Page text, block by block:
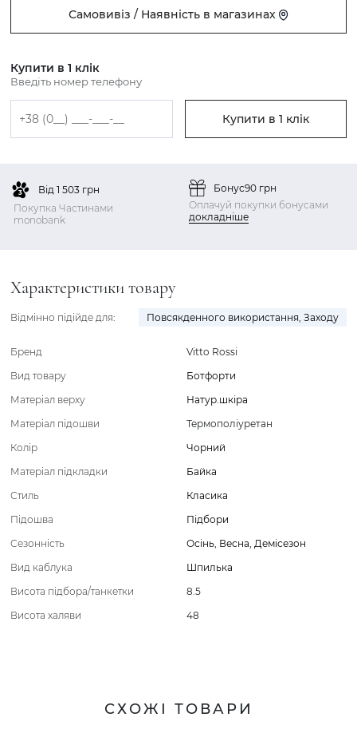
Самовивіз / Наявність в магазинах
Купити в 1 клік
Введіть номер телефону
Купити в 1 клік
Від 1 503 грн
Покупка Частинами
monobank
Бонус90 грн
Оплачуй покупки бонусами
докладніше
Характеристики товару
Відмінно підійде для: Повсякденного використання, Заходу
Бренд
Vitto Rossi
Вид товару
Ботфорти
Матеріал верху
Натур.шкіра
Матеріал підошви
Термополіуретан
Колір
Чорний
Матеріал підкладки
Байка
Стиль
Класика
Підошва
Підбори
Сезонність
Осінь, Весна, Демісезон
Вид каблука
Шпилька
Висота підбора/танкетки
8.5
Висота халяви
48
СХОЖІ ТОВАРИ